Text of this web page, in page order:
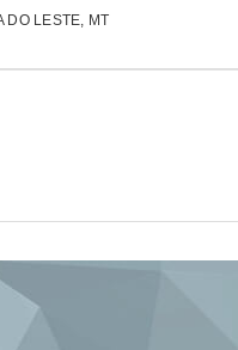
DO LESTE, MT